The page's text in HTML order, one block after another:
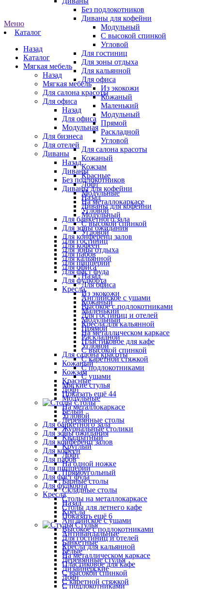
Без подлокотников
Диваны для кофейни
Модульный
С высокой спинкой
Угловой
Для гостиниц
Для зоны отдыха
Для кальянной
Для офиса
Из экокожи
Кожаный
Маленький
Модульный
Прямой
Раскладной
Угловой
Для салона красоты
Кожаный
Кожзам
Красные
Лофт
Модульные
На металлокаркасе
Угловой
Для банкетного зала
Для зоны ожидания
Для конференц залов
Для кофеен
Для пабов
Для пиццерии
Для фаст фуда
Для фудкорта
Кресла
Английское с ушами
Высокое с подлокотниками
Для гостиниц и отелей
Кресла для кальянной
На металлическом каркасе
Пластиковое для кафе
С высокой спинкой
С каретной стяжкой
С подлокотниками
С ушами
Мягкие стулья
Показать ещё 44
Столы
Белый
Деревянные столы
Журнальные столики
Квадратный
Круглый
Лофт
На одной ножке
Прямоугольный
Барные столы
Складные столы
Столы на металлокаркасе
Столы для летнего кафе
Показать ещё 6
Стулья
Антивандальные
Банкетные
Белые
Деревянные стулья
Дизайнерские
Лофт
С подлокотниками
Меню
Каталог
Назад
Каталог
Мягкая мебель
Назад
Мягкая мебель
Для салона красоты
Для офиса
Назад
Для офиса
Модульная
Для бизнеса
Для отелей
Диваны
Назад
Диваны
Без подлокотников
Диваны для кофейни
Назад
Диваны для кофейни
Модульный
С высокой спинкой
Угловой
Для гостиниц
Для зоны отдыха
Для кальянной
Для офиса
Назад
Для офиса
Из экокожи
Кожаный
Маленький
Модульный
Прямой
Раскладной
Угловой
Для салона красоты
Кожаный
Кожзам
Красные
Лофт
Модульные
На металлокаркасе
Угловой
Для банкетного зала
Для зоны ожидания
Для конференц залов
Для кофеен
Для пабов
Для пиццерии
Для фаст фуда
Для фудкорта
Кресла
Назад
Кресла
Английское с ушами
Высокое с подлокотниками
Для гостиниц и отелей
Кресла для кальянной
На металлическом каркасе
Пластиковое для кафе
С высокой спинкой
С каретной стяжкой